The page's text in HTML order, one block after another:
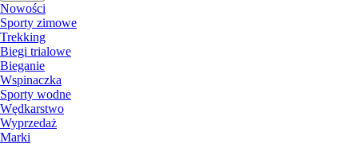
Nowości
Sporty zimowe
Trekking
Biegi trialowe
Bieganie
Wspinaczka
Sporty wodne
Wędkarstwo
Wyprzedaż
Marki